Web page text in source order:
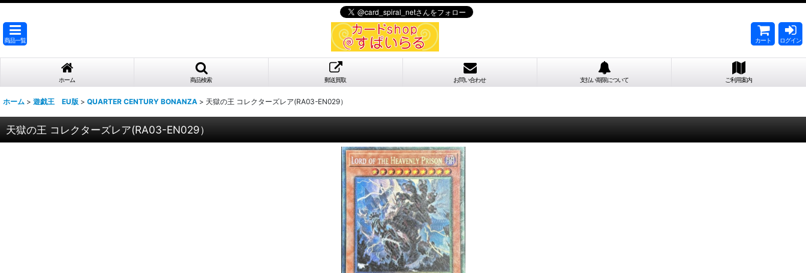
商品一覧 カート ログイン
ホーム 商品検索 郵送買取 お問い合わせ 支払い期限について ご利用案内
ホーム > 遊戯王 EU版 > QUARTER CENTURY BONANZA > 天獄の王 コレクターズレア(RA03-EN029）
天獄の王 コレクターズレア(RA03-EN029）